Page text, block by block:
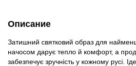
Описание
Затишний святковий образ для
начосом дарує тепло й комфорт, а
забезпечує зручність у кожному русі.